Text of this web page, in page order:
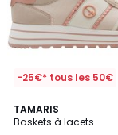
-25€* tous les 50€
TAMARIS
Baskets à lacets